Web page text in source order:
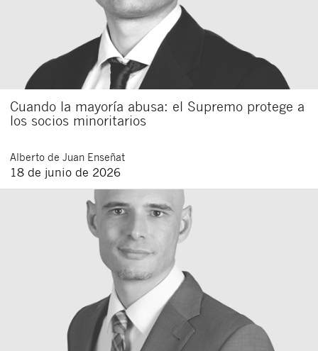
Cuando la mayoría abusa: el Supremo protege a
los socios minoritarios
Alberto de Juan Enseñat
18 de junio de 2026